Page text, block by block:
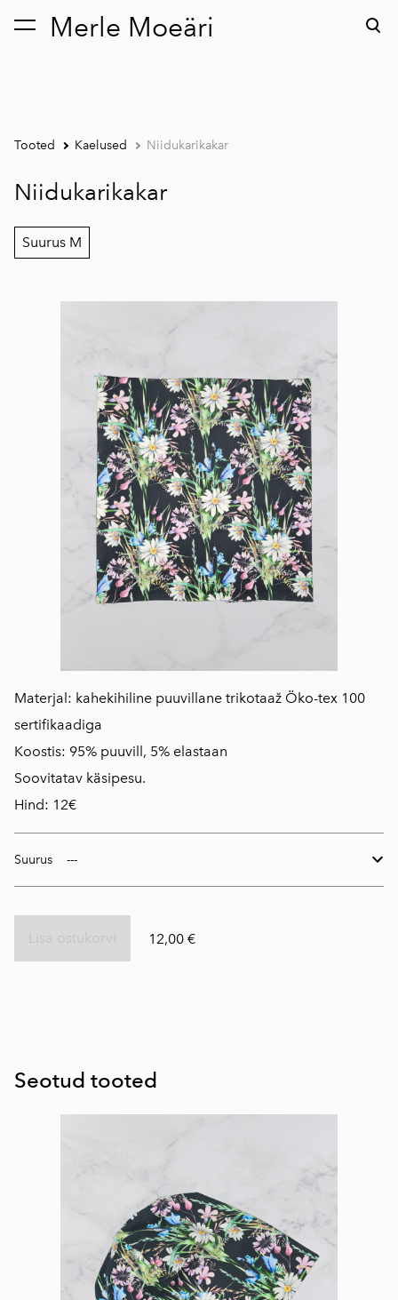
Merle Moeäri
lisati ostukorvi. Vaata ostukorvi
Tooted Kaelused Niidukarikakar
Niidukarikakar
Suurus M
Materjal: kahekihiline puuvillane trikotaaž Öko-tex 100
sertifikaadiga
Koostis: 95% puuvill, 5% elastaan
Soovitatav käsipesu.
Hind: 12€
Suurus
12,00 €
Seotud tooted